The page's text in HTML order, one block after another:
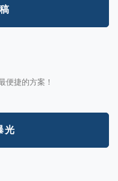
便捷的方案！
光